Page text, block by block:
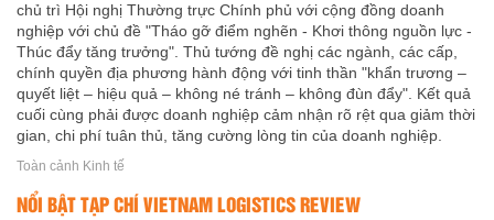
chủ trì Hội nghị Thường trực Chính phủ với cộng đồng doanh
nghiệp với chủ đề "Tháo gỡ điểm nghẽn - Khơi thông nguồn lực -
Thúc đẩy tăng trưởng". Thủ tướng đề nghị các ngành, các cấp,
chính quyền địa phương hành động với tinh thần "khẩn trương –
quyết liệt – hiệu quả – không né tránh – không đùn đẩy". Kết quả
cuối cùng phải được doanh nghiệp cảm nhận rõ rệt qua giảm thời
gian, chi phí tuân thủ, tăng cường lòng tin của doanh nghiệp.
Toàn cảnh Kinh tế
NỔI BẬT TẠP CHÍ VIETNAM LOGISTICS REVIEW